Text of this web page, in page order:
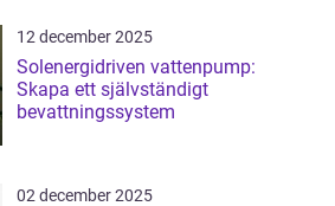
12 december 2025
Solenergidriven vattenpump:
Skapa ett självständigt
bevattningssystem
02 december 2025